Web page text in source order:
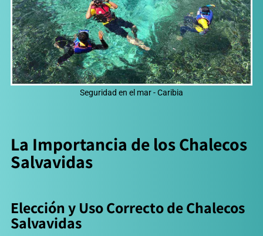
Seguridad en el mar - Caribia
La Importancia de los Chalecos
Salvavidas
Elección y Uso Correcto de Chalecos
Salvavidas